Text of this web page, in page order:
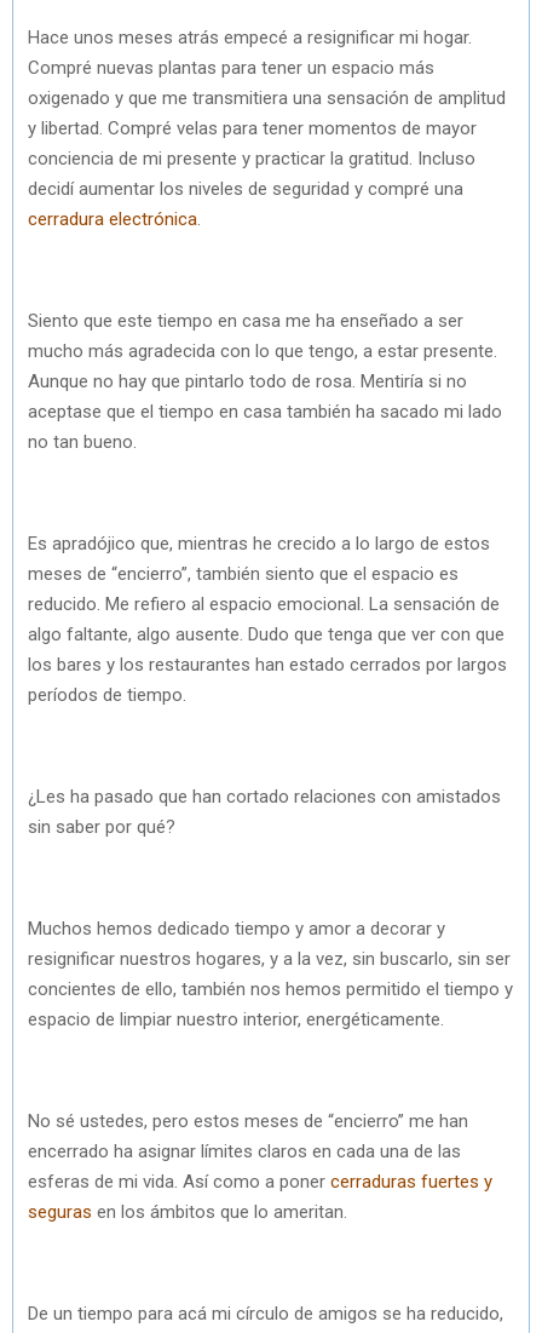
Hace unos meses atrás empecé a resignificar mi hogar.
Compré nuevas plantas para tener un espacio más
oxigenado y que me transmitiera una sensación de amplitud
y libertad. Compré velas para tener momentos de mayor
conciencia de mi presente y practicar la gratitud. Incluso
decidí aumentar los niveles de seguridad y compré una
cerradura electrónica
Siento que este tiempo en casa me ha enseñado a ser
mucho más agradecida con lo que tengo, a estar presente.
Aunque no hay que pintarlo todo de rosa. Mentiría si no
aceptase que el tiempo en casa también ha sacado mi lado
no tan bueno.
Es apradójico que, mientras he crecido a lo largo de estos
meses de “encierro”, también siento que el espacio es
reducido. Me refiero al espacio emocional. La sensación de
algo faltante, algo ausente. Dudo que tenga que ver con que
los bares y los restaurantes han estado cerrados por largos
períodos de tiempo.
¿Les ha pasado que han cortado relaciones con amistados
sin saber por qué?
Muchos hemos dedicado tiempo y amor a decorar y
resignificar nuestros hogares, y a la vez, sin buscarlo, sin ser
concientes de ello, también nos hemos permitido el tiempo y
espacio de limpiar nuestro interior, energéticamente.
No sé ustedes, pero estos meses de “encierro” me han
encerrado ha asignar límites claros en cada una de las
esferas de mi vida. Así como a poner cerraduras fuertes y
seguras en los ámbitos que lo ameritan.
De un tiempo para acá mi círculo de amigos se ha reducido,